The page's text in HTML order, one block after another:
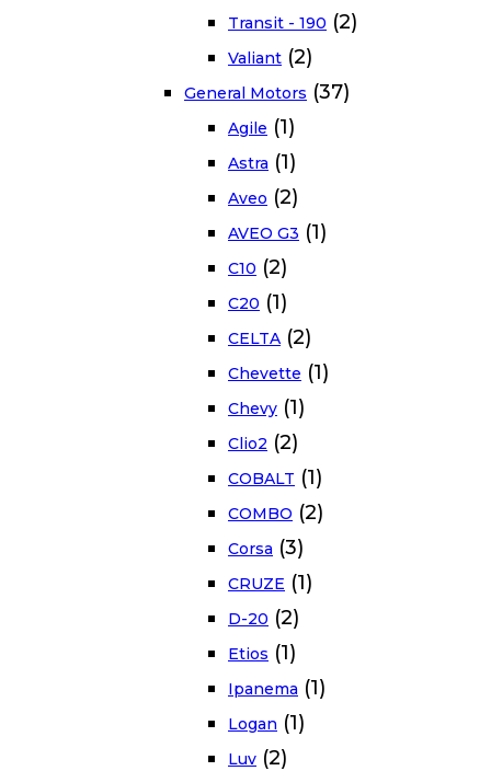
Transit - 190 (2)
Valiant (2)
General Motors (37)
Agile (1)
Astra (1)
Aveo (2)
AVEO G3 (1)
C10 (2)
C20 (1)
CELTA (2)
Chevette (1)
Chevy (1)
Clio2 (2)
COBALT (1)
COMBO (2)
Corsa (3)
CRUZE (1)
D-20 (2)
Etios (1)
Ipanema (1)
Logan (1)
Luv (2)